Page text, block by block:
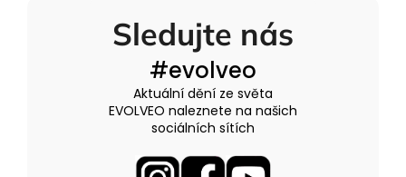
Sledujte nás
#evolveo
Aktuální dění ze světa
EVOLVEO naleznete na našich
sociálních sítích